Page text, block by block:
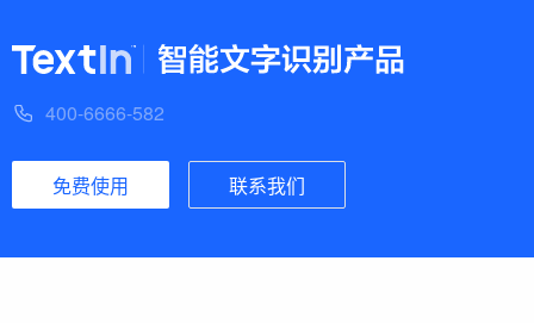
400-6666-582
免费使用 联系我们